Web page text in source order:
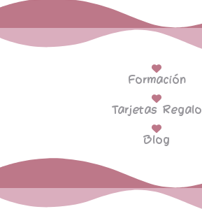
Formación
Tarjetas Regalo
Blog